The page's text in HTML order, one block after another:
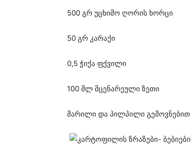
500 გრ უცხიმო ღორის ხორცი
50 გრ კარაქი
0,5 ჭიქა ფქვილი
100 მლ მცენარეული ზეთი
მარილი და პილპილი გემოვნებით